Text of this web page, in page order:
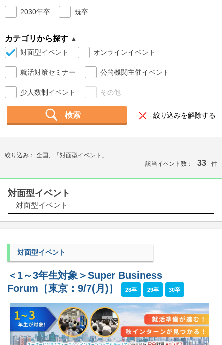
あなたに合う仕事を診断！
就活ニュースペーパー
就活時事ニュースを更新 不明点があればこちら
2030年卒 既卒
カテゴリから探す
対面型イベント オンラインイベント
就活対策セミナー 公的機関主催イベント
少人数制イベント その他
検索 絞り込みを解除する
絞り込み： 全国、「対面型イベント」
該当イベント数：
33 件
対面型イベント
対面型イベント
対面型イベント
＜1～3年生対象＞Super Business
Forum［東京：9/7(月)］
28卒 29卒 30卒